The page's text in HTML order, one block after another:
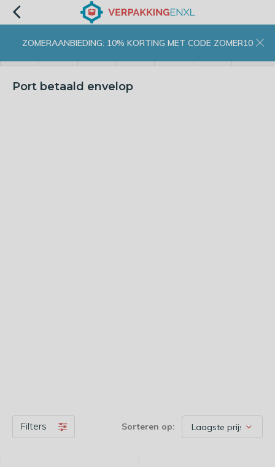
ZOMERAANBIEDING: 10% KORTING MET CODE ZOMER10
Port betaald envelop
Filters Sorteren op: